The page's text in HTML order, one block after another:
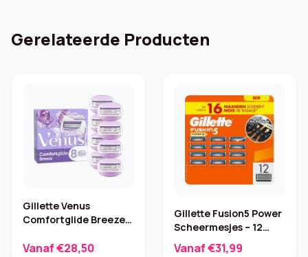
Gerelateerde Producten
Gillette Venus
Comfortglide Breeze
Vanaf €28,50
Gillette Fusion5 Power
Scheermesjes – 12
stuks
Vanaf €31,99